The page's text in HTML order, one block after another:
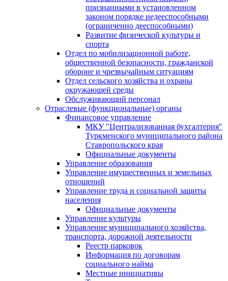
признанными в установленном
законом порядке недееспособными
(ограниченно дееспособными)
Развитие физической культуры и
спорта
Отдел по мобилизационной работе,
общественной безопасности, гражданской
оборонe и чрезвычайным ситуациям
Отдел сельского хозяйства и охраны
окружающей среды
Обслуживающий персонал
Отраслевые (функциональные) органы
Финансовое управление
МКУ "Централизованная бухгалтерия"
Туркменского муниципального района
Ставропольского края
Официальные документы
Управление образования
Управление имущественных и земельных
отношений
Управление труда и социальной защиты
населения
Официальные документы
Управление культуры
Управление муниципального хозяйства,
транспорта, дорожной деятельности
Реестр парковок
Информация по договорам
социального найма
Местные инициативы